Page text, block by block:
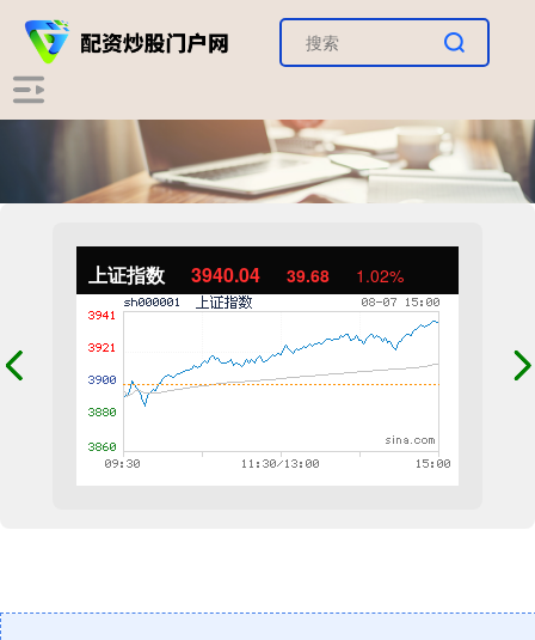
上证指数 3940.04 39.68 1.02%